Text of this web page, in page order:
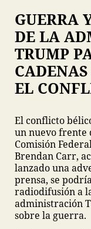
GUERRA
DE LA
TRUMP
EL
El conflicto
un nuevo frente
Comisión
Brendan Carr,
lanzado una
prensa, se
radiodifusión a
administración
sobre la guerra.